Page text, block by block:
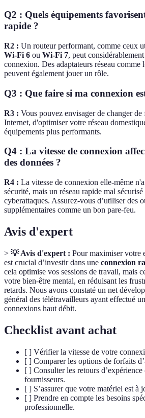
Q2 : Quels équipements
rapide ?
R2 : Un routeur performant, comme ceux
Wi-Fi 6 ou Wi-Fi 7, peut
connexion. Des adaptateurs réseau comme
peuvent également jouer un rôle.
Q3 : Que faire si ma connexion
R3 : Vous pouvez envisager de changer de
Internet, d'optimiser votre réseau
équipements plus performants.
Q4 : La vitesse de connexion
des données ?
R4 : La vitesse de connexion elle-même
sécurité, mais un réseau rapide mal
cyberattaques. Assurez-vous d’utiliser des
supplémentaires comme un bon pare-feu.
Avis d'expert
> 💡 Avis d'expert : Pour maximiser votre
est crucial d’investir dans une connexion
cela optimise vos sessions de travail, mais
votre bien-être mental, en réduisant les
retards. Nous avons constaté un net
général des télétravailleurs ayant effectué
connexions haut débit.
Checklist avant achat
[ ] Vérifier la vitesse de votre
[ ] Comparer les options de forfaits
[ ] Consulter les retours d’expérience
fournisseurs.
[ ] S’assurer que votre matériel est à
[ ] Prendre en compte les besoins
professionnelle.